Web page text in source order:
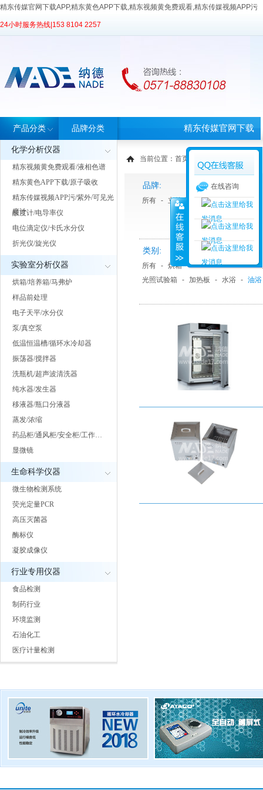
精东传媒官网下载APP,精东黄色APP下载,精东视频黄免费观看,精东传媒视频APP污
24小时服务热线| 153 8104 2257
产品分类
化学分析仪器
精东视频黄免费观看/液相色谱
精东黄色APP下载/原子吸收
精东传媒视频APP污/紫外/可见光
度计
酸度计/电导率仪
电位滴定仪/卡氏水分仪
折光仪/旋光仪
实验室分析仪器
烘箱/培养箱/马弗炉
样品前处理
电子天平/水分仪
泵/真空泵
低温恒温槽/循环水冷却器
振荡器/搅拌器
洗瓶机/超声波清洗器
纯水器/发生器
移液器/瓶口分液器
蒸发/浓缩
药品柜/通风柜/安全柜/工作…
显微镜
生命科学仪器
微生物检测系统
荧光定量PCR
高压灭菌器
酶标仪
凝胶成像仪
行业专用仪器
食品检测
制药行业
环境监测
石油化工
医疗计量检测
品牌分类 精东传媒官网下载
APP首页
当前位置： 首页
品牌:
所有 - 立德泰勀 - 天美Techcomp
类别:
所有 - 烘箱 - 培养箱 - 马弗炉/电
光照试验箱
- 加热板 - 水浴 - 油浴
在线咨询